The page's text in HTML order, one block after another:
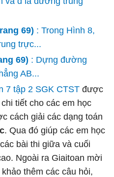
69) : Trong Hình 8,
trực...
69) : Dựng đường
AB...
7 tập 2 SGK CTST được
tiết cho các em học
cách giải các dạng toán
. Qua đó giúp các em học
bài thi giữa và cuối
Ngoài ra Giaitoan mời
thêm các câu hỏi,